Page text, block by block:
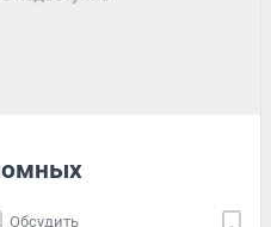
Обсудить